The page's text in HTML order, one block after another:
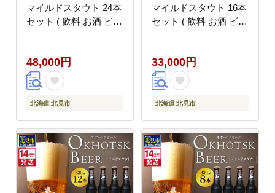
マイルドスタウト 24本
セット ( 飲料 お酒 ビー
レゼント のし )【028-
0093】
48,000円
北海道 北見市
マイルドスタウト 16本
セット ( 飲料 お酒 ビー
レゼント のし )【028-
0092】
33,000円
北海道 北見市